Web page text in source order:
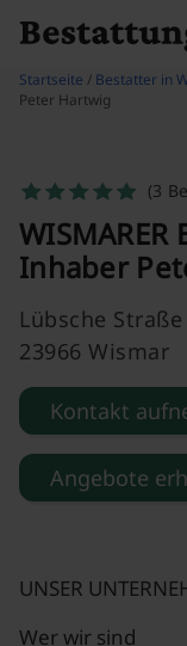
Startseite / Bestatter in
Peter Hartwig
(3
WISMARER
Inhaber
Lübsche Straße
23966 Wismar
Kontakt
Angebote
UNSER
Wer wir sind